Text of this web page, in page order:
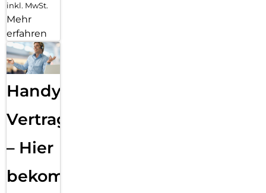
inkl. MwSt.
Mehr
erfahren
Handy
Vertragsabwicklung
– Hier
bekommst